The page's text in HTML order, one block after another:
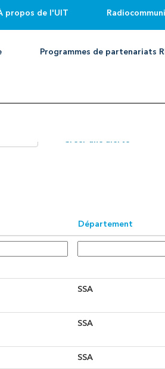
propos de l'UIT
Programmes de partenariats
Créer une alerte
Département
SSA
SSA
SSA